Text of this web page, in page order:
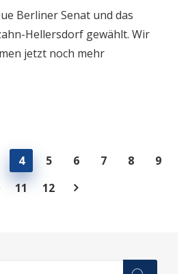
Berliner Senat und das
Hellersdorf gewählt. Wir
jetzt noch mehr
4 5 6 7 8
9
11 12